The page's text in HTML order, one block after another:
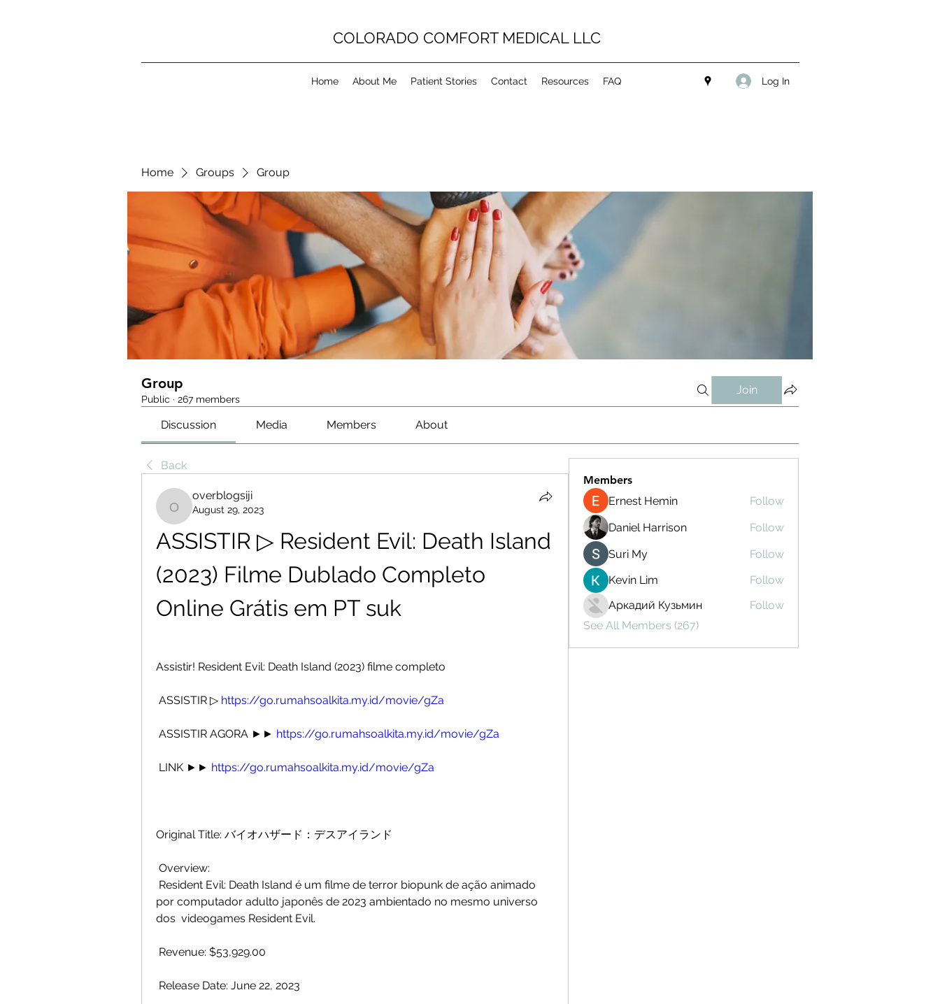
COLORADO COMFORT MEDICAL LLC
Home About Me Patient Stories Contact Resources FAQ Log In
Home Groups Group
Group
Public · 267 members
Join
Discussion Media Members About
Back
overblogsiji
overblogsiji
August 29, 2023
ASSISTIR ▷ Resident Evil: Death Island
(2023) Filme Dublado Completo
Online Grátis em PT suk
Assistir! Resident Evil: Death Island (2023) filme completo
ASSISTIR ▷ https://go.rumahsoalkita.my.id/movie/gZa
ASSISTIR AGORA ►► https://go.rumahsoalkita.my.id/movie/gZa
LINK ►► https://go.rumahsoalkita.my.id/movie/gZa
Original Title: バイオハザード：デスアイランド
Overview:
por computador adulto japonês de 2023 ambientado no mesmo universo
dos  videogames Resident Evil.
Revenue: $53,929.00
Release Date: June 22, 2023
Members
Ernest Hemin
Follow
Daniel Harrison
Follow
Suri My
Follow
Kevin Lim
Follow
Аркадий Кузьмин
Follow
See All Members (267)